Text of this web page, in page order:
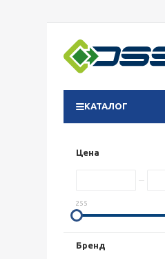
КАТАЛОГ
Цена
255
Бренд